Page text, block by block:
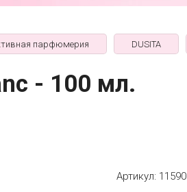
парфюмерия DUSITA
- 100 мл.
Артикул: 11590